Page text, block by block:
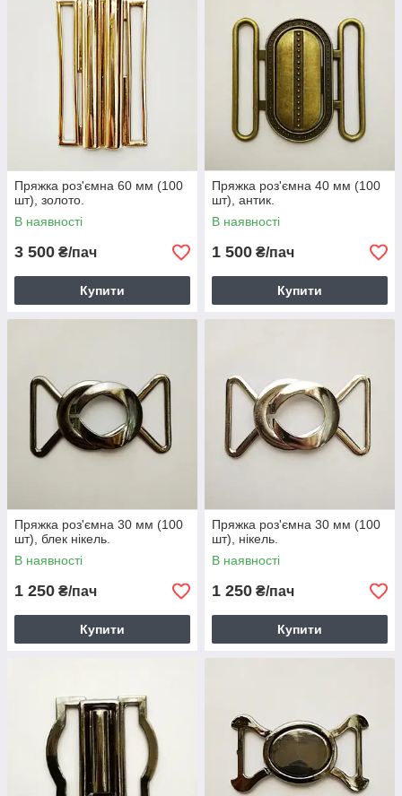
Пряжка роз'ємна 60 мм (100
шт), золото.
В наявності
3 500 ₴/пач
Купити
Пряжка роз'ємна 40 мм (100
шт), антик.
В наявності
1 500 ₴/пач
Купити
Пряжка роз'ємна 30 мм (100
шт), блек нікель.
В наявності
1 250 ₴/пач
Купити
Пряжка роз'ємна 30 мм (100
шт), нікель.
В наявності
1 250 ₴/пач
Купити